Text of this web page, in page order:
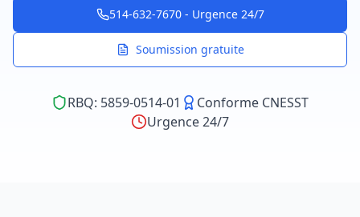
514-632-7670 - Urgence 24/7
Soumission gratuite
RBQ: 5859-0514-01
Conforme CNESST
Urgence 24/7